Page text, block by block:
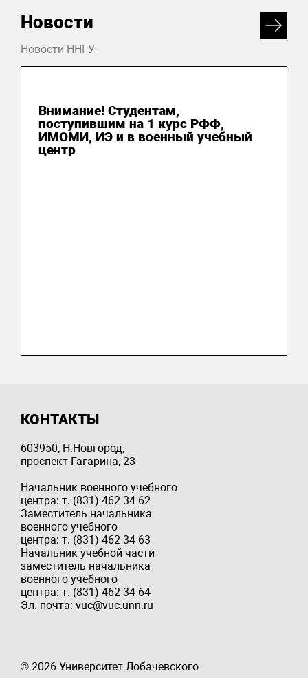
Новости
Новости ННГУ
Внимание! Студентам,
поступившим на 1 курс РФФ,
ИМОМИ, ИЭ и в военный учебный
центр
КОНТАКТЫ
603950, Н.Новгород,
проспект Гагарина, 23
Начальник военного учебного
центра: т. (831) 462 34 62
Заместитель начальника
военного учебного
центра: т. (831) 462 34 63
Начальник учебной части-
заместитель начальника
военного учебного
центра: т. (831) 462 34 64
Эл. почта: vuc@vuc.unn.ru
© 2026 Университет Лобачевского